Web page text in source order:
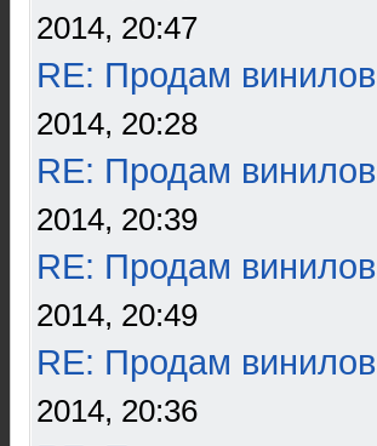
2014, 20:47
RE: Продам
2014, 20:28
RE: Продам
2014, 20:39
RE: Продам
2014, 20:49
RE: Продам
2014, 20:36